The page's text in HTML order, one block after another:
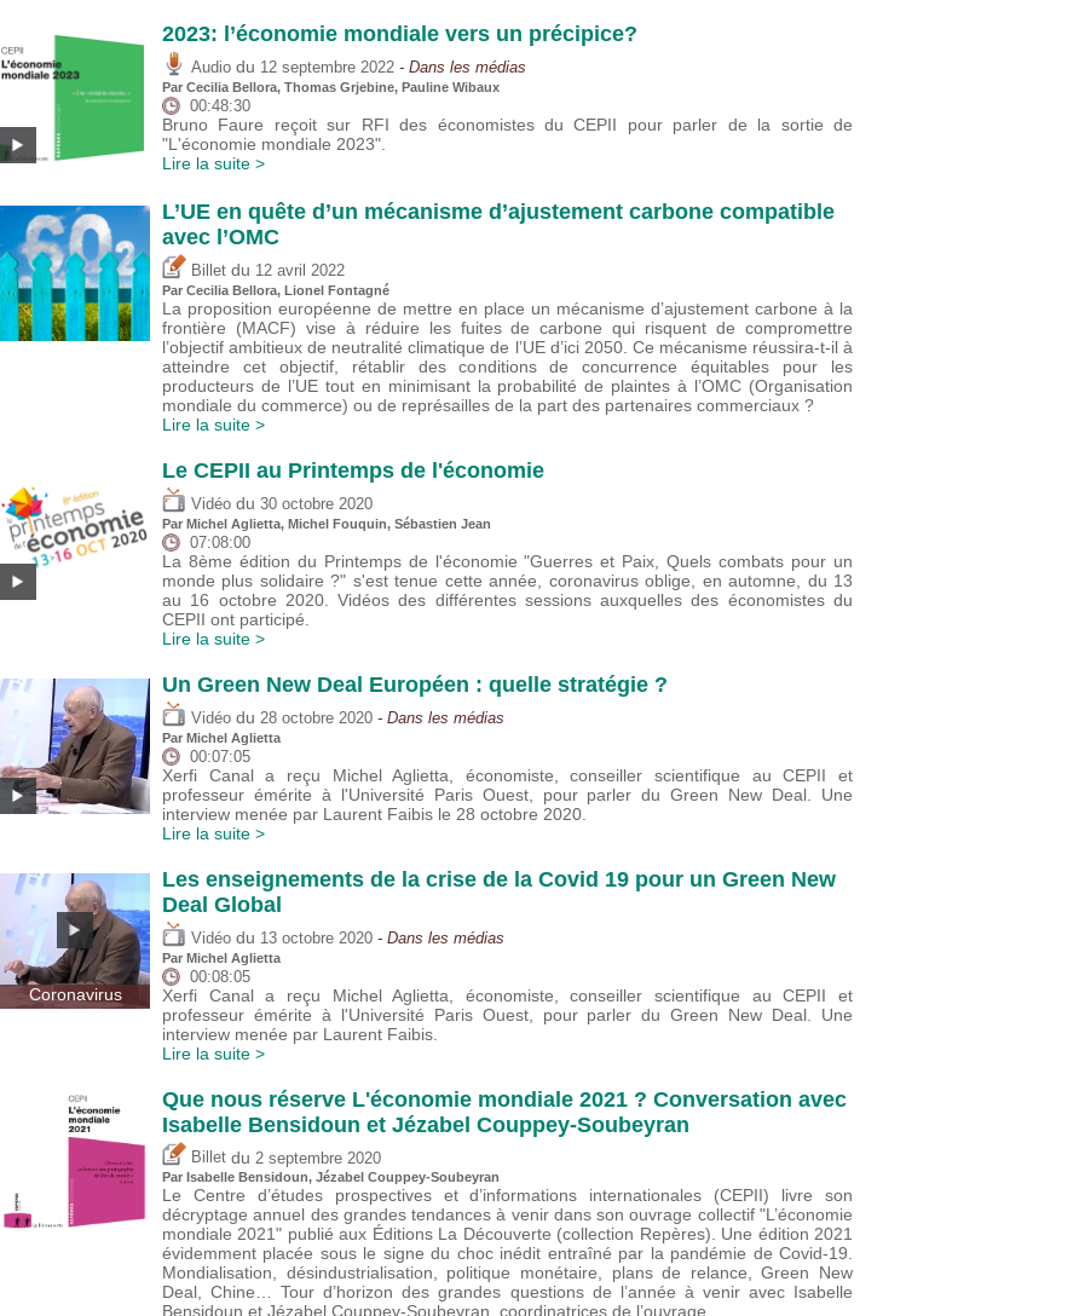
2023: l’économie mondiale vers un précipice?
Audio du 12 septembre 2022 - Dans les médias
Par Cecilia Bellora, Thomas Grjebine, Pauline Wibaux
00:48:30
Bruno Faure reçoit sur RFI des économistes du CEPII pour parler de la sortie de
"L'économie mondiale 2023".
Lire la suite >
L’UE en quête d’un mécanisme d’ajustement carbone compatible
avec l’OMC
Billet du 12 avril 2022
Par Cecilia Bellora, Lionel Fontagné
La proposition européenne de mettre en place un mécanisme d’ajustement carbone à la
frontière (MACF) vise à réduire les fuites de carbone qui risquent de compromettre
l’objectif ambitieux de neutralité climatique de l’UE d’ici 2050. Ce mécanisme réussira-t-il à
atteindre cet objectif, rétablir des conditions de concurrence équitables pour les
producteurs de l’UE tout en minimisant la probabilité de plaintes à l’OMC (Organisation
mondiale du commerce) ou de représailles de la part des partenaires commerciaux ?
Lire la suite >
Le CEPII au Printemps de l'économie
Vidéo du 30 octobre 2020
Par Michel Aglietta, Michel Fouquin, Sébastien Jean
07:08:00
La 8ème édition du Printemps de l'économie "Guerres et Paix, Quels combats pour un
monde plus solidaire ?" s'est tenue cette année, coronavirus oblige, en automne, du 13
au 16 octobre 2020. Vidéos des différentes sessions auxquelles des économistes du
CEPII ont participé.
Lire la suite >
Un Green New Deal Européen : quelle stratégie ?
Vidéo du 28 octobre 2020 - Dans les médias
Par Michel Aglietta
00:07:05
Xerfi Canal a reçu Michel Aglietta, économiste, conseiller scientifique au CEPII et
professeur émérite à l'Université Paris Ouest, pour parler du Green New Deal. Une
interview menée par Laurent Faibis le 28 octobre 2020.
Lire la suite >
Coronavirus
Les enseignements de la crise de la Covid 19 pour un Green New
Deal Global
Vidéo du 13 octobre 2020 - Dans les médias
Par Michel Aglietta
00:08:05
Xerfi Canal a reçu Michel Aglietta, économiste, conseiller scientifique au CEPII et
professeur émérite à l'Université Paris Ouest, pour parler du Green New Deal. Une
interview menée par Laurent Faibis.
Lire la suite >
Que nous réserve L'économie mondiale 2021 ? Conversation avec
Isabelle Bensidoun et Jézabel Couppey-Soubeyran
Billet du 2 septembre 2020
Par Isabelle Bensidoun, Jézabel Couppey-Soubeyran
Le Centre d’études prospectives et d’informations internationales (CEPII) livre son
décryptage annuel des grandes tendances à venir dans son ouvrage collectif "L’économie
mondiale 2021" publié aux Éditions La Découverte (collection Repères). Une édition 2021
évidemment placée sous le signe du choc inédit entraîné par la pandémie de Covid-19.
Mondialisation, désindustrialisation, politique monétaire, plans de relance, Green New
Deal, Chine… Tour d’horizon des grandes questions de l’année à venir avec Isabelle
Bensidoun et Jézabel Couppey-Soubeyran, coordinatrices de l’ouvrage.